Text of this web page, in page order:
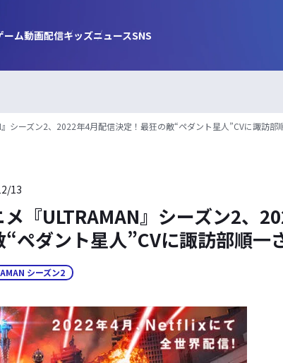
ーム動画配信キッズニュースSNS
』シーズン2、2022年4月配信決定！最狂の敵“ペダント星人”CVに諏訪部
13
メ『ULTRAMAN』シーズン2、
“ペダント星人”CVに諏訪部順一
シーズン2